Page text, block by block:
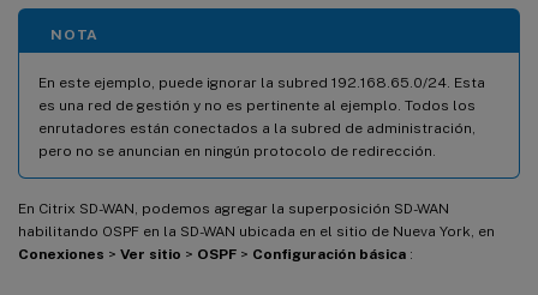
NOTA
En este ejemplo, puede ignorar la subred 192.168.65.0/24. Esta
es una red de gestión y no es pertinente al ejemplo. Todos los
enrutadores están conectados a la subred de administración,
pero no se anuncian en ningún protocolo de redirección.
En Citrix SD-WAN, podemos agregar la superposición SD-WAN
habilitando OSPF en la SD-WAN ubicada en el sitio de Nueva York, en
Conexiones > Ver sitio > OSPF > Configuración básica :